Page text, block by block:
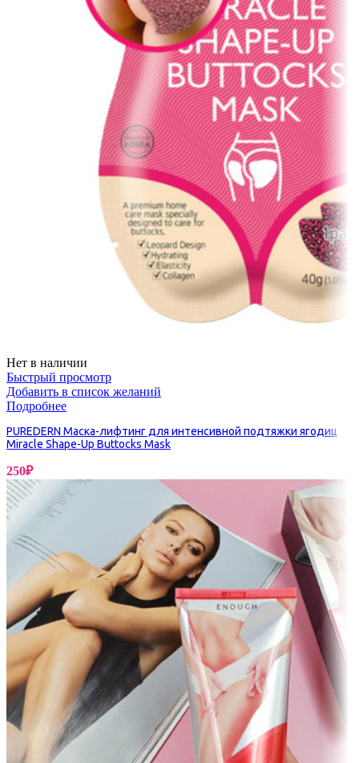
Нет в наличии
Быстрый просмотр
Добавить в список желаний
Подробнее
PUREDERN Маска-лифтинг для интенсивной подтяжки ягодиц
Miracle Shape-Up Buttocks Mask
250₽